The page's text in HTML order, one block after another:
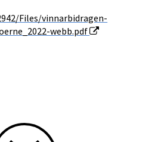
Files/vinnarbidragen-
webb.pdf